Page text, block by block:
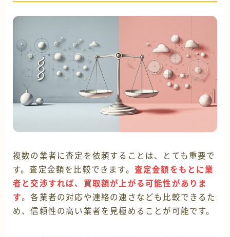
複数の業者に査定を依頼することは、とても重要で
す。査定金額を比較できます。 査定金額をもとに業
者と交渉すれば、買取額が上がる可能性がありま
す。各業者の対応や連絡の速さなども比較できるた
め、信頼性の高い業者を見極めることが可能です。